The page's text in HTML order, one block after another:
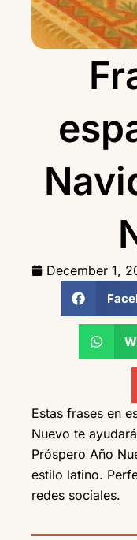
December 1,
Estas frases en
Nuevo te
Próspero Año
estilo latino.
redes sociales.